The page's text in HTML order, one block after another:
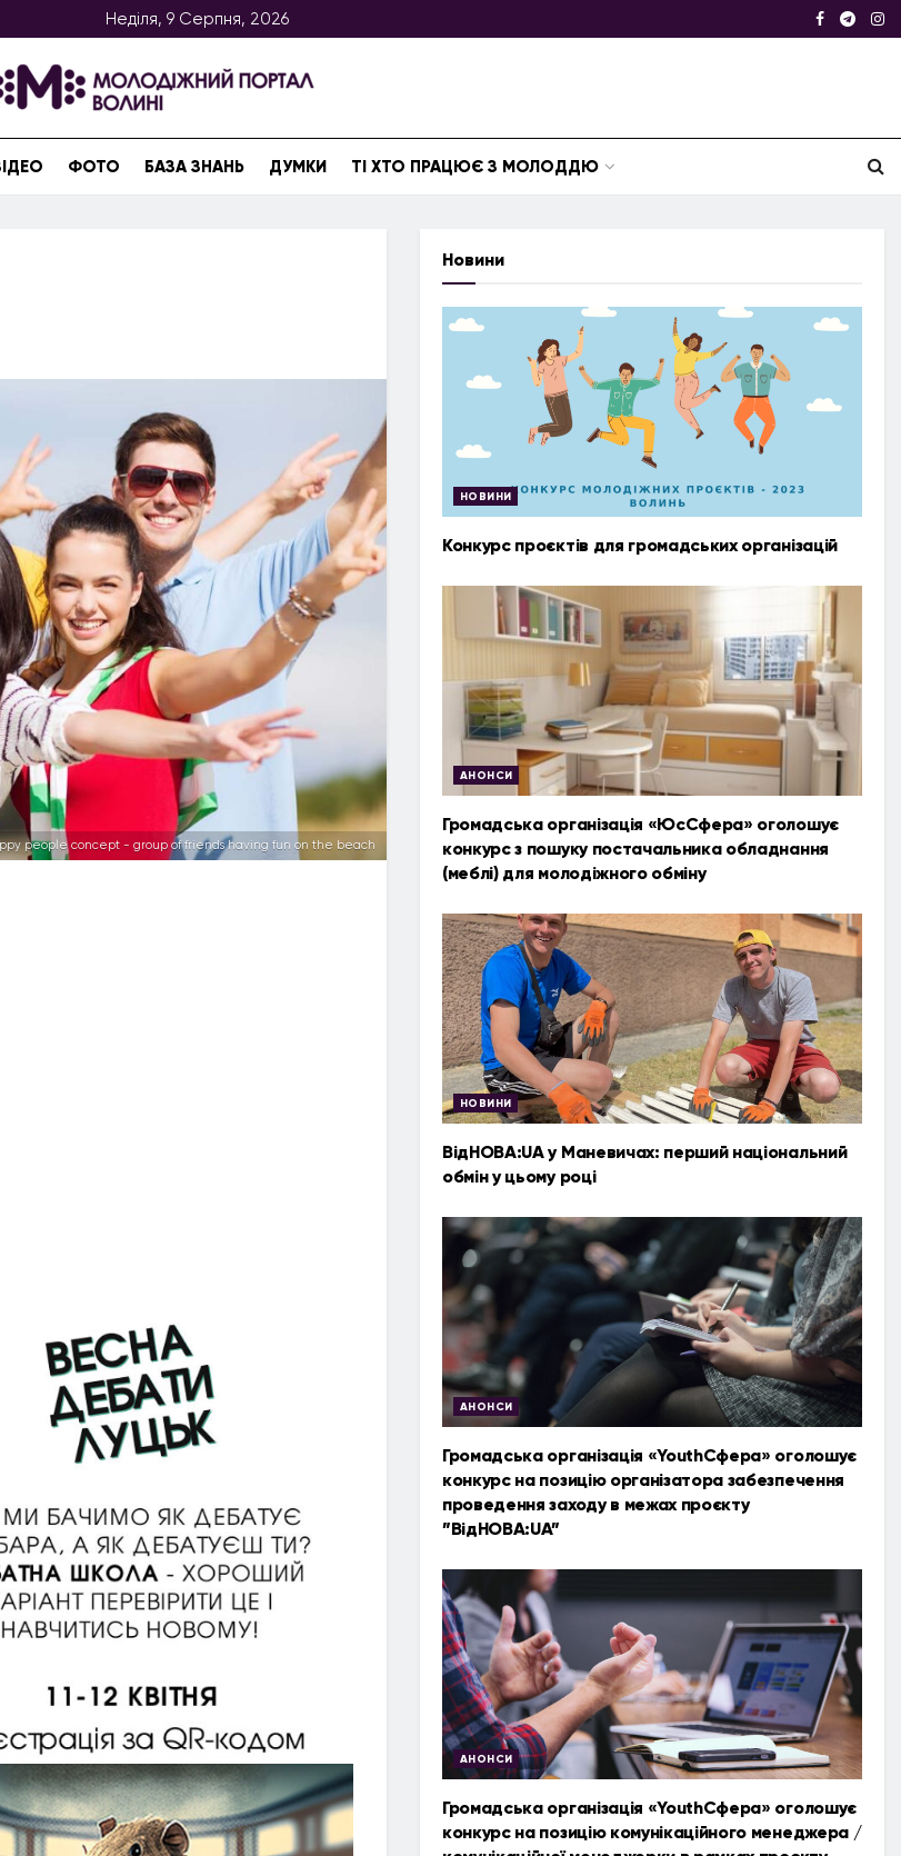
Неділя, 9 Серпня, 2026
ФОТО БАЗА ЗНАНЬ ДУМКИ ТІ ХТО ПРАЦЮЄ З МОЛОДДЮ
people concept - group of friends having fun on the beach
Новини
НОВИНИ
Конкурс проєктів для громадських організацій
АНОНСИ
Громадська організація «ЮсСфера» оголошує
конкурс з пошуку постачальника обладнання
(меблі) для молодіжного обміну
НОВИНИ
ВідНОВА:UA у Маневичах: перший національний
обмін у цьому році
АНОНСИ
Громадська організація «YouthСфера» оголошує
конкурс на позицію організатора забезпечення
проведення заходу в межах проєкту
”ВідНОВА:UA”
АНОНСИ
Громадська організація «YouthСфера» оголошує
конкурс на позицію комунікаційного менеджера /